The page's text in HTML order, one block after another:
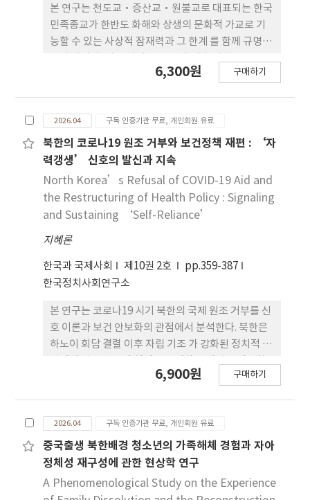
본 연구는 천도교·증산교·원불교로 대표되는 한국
민족종교가 한반도 화해와 상생의 문화적 가교로 기
능할 수 있는 사상적 잠재력과 그 한계 를 함께 규명하
의 역사적 전개를 검토하고, 민족종교의 사상적 자원
천도교의 인내천과 다시개벽, 증산교의 해원상생과
삼계개 벽, 원불교의 사은과 정신개벽은 한반도 근대
사의 위기 속에서 민중의 집단지성과 저항의 시대정
신으로부터 빚어진 자생적 언어로서 남북 양측 의 역
사적 기억과 사상적 접촉면을 형성한다. 그러나 자생
성이 곧 수용 을 보장하지는 않는다. 북한 종교 조직의
관제적 성격과 민족종교 언어 의 체제 정당화 수사로
의 전용 가능성은, 이 사상적 자원의 현재적 실효 성에
물음을 던진다. 민족종교의 잠재력이 실질적 화해의
동력으로 전환 되려면 해원상생의 원리를 적용한 심
리적 통합 프로그램, 천도교의 구조 적 특수성을 활용
한 쌍방향 사회통합 교육, 민족종교 간 학술교류의 정
례화가 필요하며, 정치적 경색 국면에서도 교류를 유
지할 수 있는 국제 적 연대 방안이 병행되어야 한다.
민족종교의 사상적 유산이 한반도 화 해와 상생의 실
천으로 뿌리내리려면, 사상을 담아낼 제도적 기틀을
6,300원 구매하기
2026.04 구독 인증기관 무료, 개인회원 유료
북한의 코로나19 원조 거부와 보건정책 재편 : ‘자
력갱생’ 신호의 발신과 지속
North Korea’s Refusal of COVID-19 Aid and
the Restructuring of Health Policy : Signaling
and Sustaining ‘Self-Reliance’
지혜론
한국과 국제사회 제10권 2호
pp.359-387
한국정치사회연구소
본 연구는 코로나19 시기 북한의 국제 원조 거부를 신
호 이론과 보건 안보화의 관점에서 분석한다. 북한은
하노이 회담 결렬 이후 자립 기조 가 강화된 정치적 맥
으로써, 체제 자율성과 통치 역량을 과시하는 비용이
일시적 조치에 그치지 않고 보건혁명 선포·인프라
확 충·재정 구조 재편으로 이어지며 이후 북한 보건
정책의 방향을 규정하는 조건으로 작용하고 있다. 본
고의 분석은 보건 협력을 비정치적 인도주의 영역으
로 전제해 온 기존 접근의 한계를 드러낸다. 향후 대북
6,900원 구매하기
2026.04 구독 인증기관 무료, 개인회원 유료
중국출생 북한배경 청소년의 가족해체 경험과 자아
정체성 재구성에 관한 현상학 연구
A Phenomenological Study on the Experience